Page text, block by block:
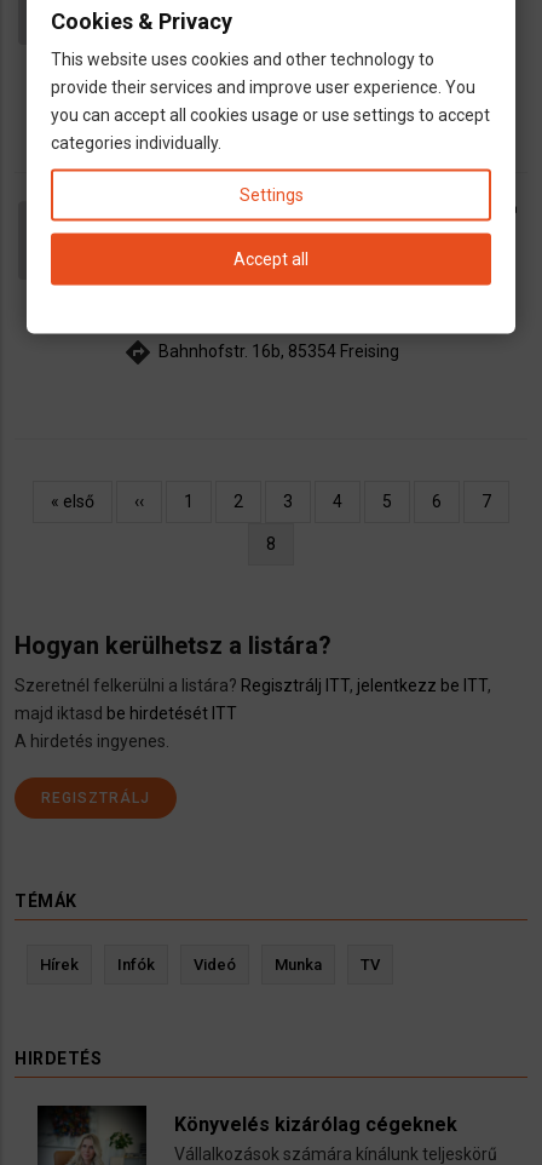
directions Bahnhofstr. 16b, 85354 Freising
Börzsönyi Antal, Dr - Nőgyógyász
München Freising -ban
Nőgyógyász
directions Bahnhofstr. 16b, 85354 Freising
call
Oldalszámozás
Első
« első
Előző
‹‹ Oldal
1 Oldal
2 Oldal
3 Oldal
4 Oldal
5 Oldal
6 Oldal
7
Jelenlegi
8
Hogyan kerülhetsz a listára?
Szeretnél felkerülni a listára? Regisztrálj ITT, jelentkezz be ITT,
majd iktasd be hirdetését ITT
A hirdetés ingyenes.
REGISZTRÁLJ
TÉMÁK
Hírek Infók Videó Munka TV
HIRDETÉS
Könyvelés kizárólag cégeknek
Vállalkozások számára kínálunk teljeskörű
Cookies & Privacy
This website uses cookies and other technology to
provide their services and improve user experience. You
you can accept all cookies usage or use settings to accept
categories individually.
Settings
Accept all